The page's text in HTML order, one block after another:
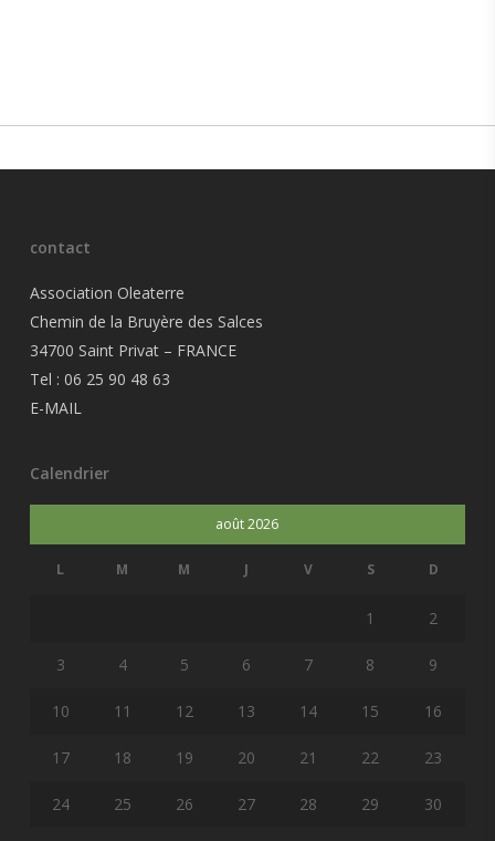
contact
Association Oleaterre
Chemin de la Bruyère des Salces
34700 Saint Privat – FRANCE
Tel : 06 25 90 48 63
E-MAIL
Calendrier
août 2026
L M M J V S D
1 2
3 4 5 6 7 8 9
10 11 12 13 14 15 16
17 18 19 20 21 22 23
24 25 26 27 28 29 30